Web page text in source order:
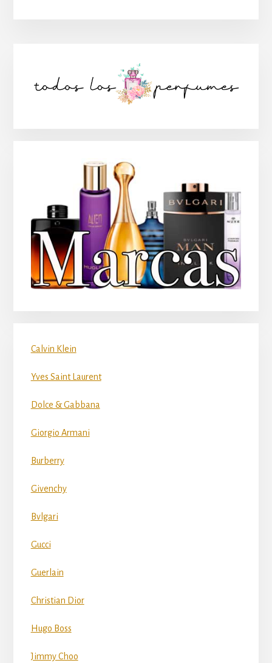
lateral
Calvin Klein
Yves Saint Laurent
Dolce & Gabbana
Giorgio Armani
Burberry
Givenchy
Bvlgari
Gucci
Guerlain
Christian Dior
Hugo Boss
Jimmy Choo